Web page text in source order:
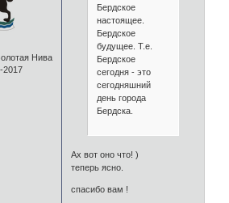
Нива
2017
Бердское
настоящее.
Бердское
будущее. Т.е.
Бердское
сегодня - это
сегодняшний
день города
Бердска.
Ах вот оно что! )
теперь ясно.
спасибо вам !